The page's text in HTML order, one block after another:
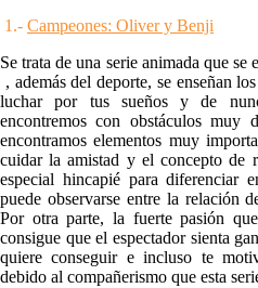
1.- Campeones: Oliver y Benji
Se trata de una serie animada que se
, además del deporte, se enseñan
luchar por tus sueños y de
encontremos con obstáculos muy
encontramos elementos muy
cuidar la amistad y el concepto de
especial hincapié para diferenciar
puede observarse entre la relación
Por otra parte, la fuerte pasión
consigue que el espectador sienta
quiere conseguir e incluso te
debido al compañerismo que esta